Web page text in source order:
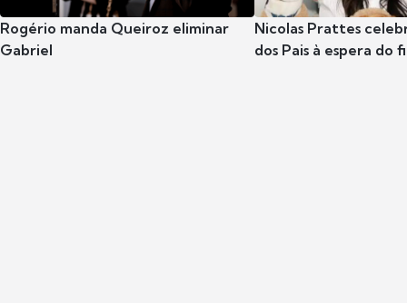
Rogério manda Queiroz eliminar
Gabriel
Nicolas Prattes
dos Pais à espera do